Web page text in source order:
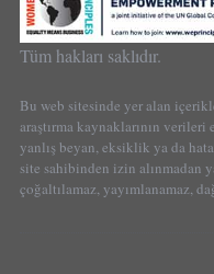
Tüm hakları saklıdır.
Bu web sitesinde yer alan
araştırma kaynaklarının verileri
yanlış beyan, eksiklik ya da
site sahibinden izin alınmadan
çoğaltılamaz, yayımlanamaz,